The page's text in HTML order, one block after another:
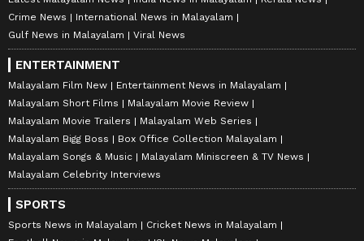
Crime News
International News in Malayalam
Gulf News in Malayalam
Viral News
ENTERTAINMENT
Malayalam Film New
Entertainment News in Malayalam
Malayalam Short Films
Malayalam Movie Review
Malayalam Movie Trailers
Malayalam Web Series
Malayalam Bigg Boss
Box Office Collection Malayalam
Malayalam Songs & Music
Malayalam Miniscreen & TV News
Malayalam Celebrity Interviews
SPORTS
Sports News in Malayalam
Cricket News in Malayalam